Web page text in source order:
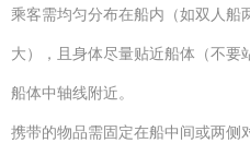
乘客需均匀分布在船内（如双人船
大），且身体尽量贴近船体（不要
船体中轴线附近。
携带的物品需固定在船中间或两侧